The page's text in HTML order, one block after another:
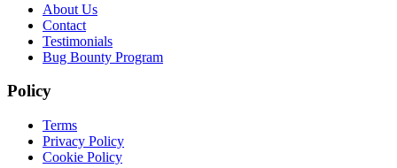
About Us
Contact
Testimonials
Bug Bounty Program
Policy
Terms
Privacy Policy
Cookie Policy